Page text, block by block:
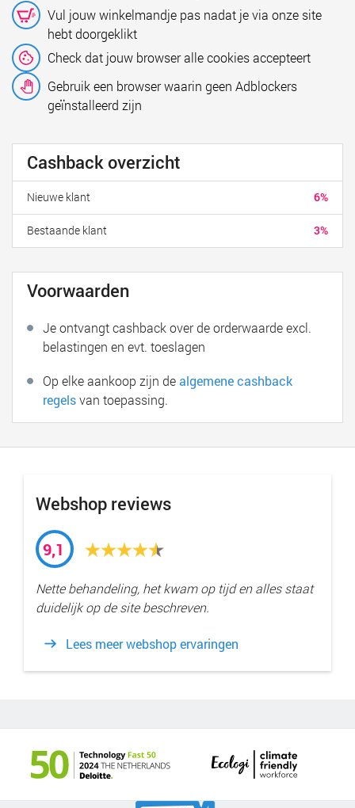
Vul jouw winkelmandje pas nadat je via onze site
hebt doorgeklikt
Check dat jouw browser alle cookies accepteert
Gebruik een browser waarin geen Adblockers
geïnstalleerd zijn
Cashback overzicht
6%
Nieuwe klant
3%
Bestaande klant
Voorwaarden
Je ontvangt cashback over de orderwaarde excl.
belastingen en evt. toeslagen
Op elke aankoop zijn dealgemene cashback
regelsvan toepassing.
Webshop reviews
9,1
Nette behandeling, het kwam op tijd en alles staat
duidelijk op de site beschreven.
Lees meer webshop ervaringen